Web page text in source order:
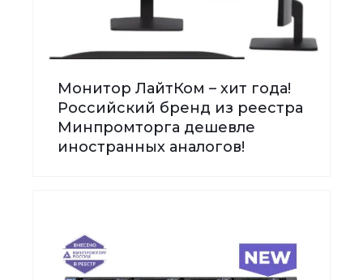
Монитор ЛайтКом – хит года!
Российский бренд из реестра
Минпромторга дешевле
иностранных аналогов!